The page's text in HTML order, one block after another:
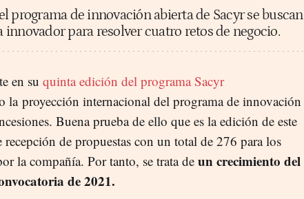
programa de innovación abierta de Sacyr se buscan
innovador para resolver cuatro retos de negocio.
en su quinta edición del programa Sacyr
la proyección internacional del programa de innovación
Buena prueba de ello que es la edición de este
recepción de propuestas con un total de 276 para los
la compañía. Por tanto, se trata de un crecimiento del
de 2021.